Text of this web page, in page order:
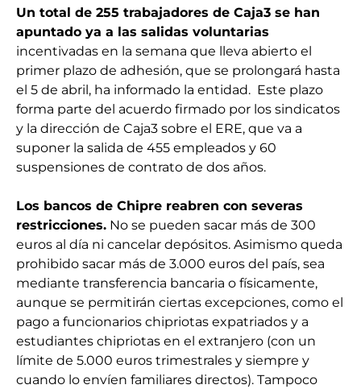
Un total de 255 trabajadores de Caja3 se han
apuntado ya a las salidas voluntarias
incentivadas en la semana que lleva abierto el
primer plazo de adhesión, que se prolongará hasta
el 5 de abril, ha informado la entidad. Este plazo
forma parte del acuerdo firmado por los sindicatos
y la dirección de Caja3 sobre el ERE, que va a
suponer la salida de 455 empleados y 60
suspensiones de contrato de dos años.
Los bancos de Chipre reabren con severas
restricciones. No se pueden sacar más de 300
euros al día ni cancelar depósitos. Asimismo queda
prohibido sacar más de 3.000 euros del país, sea
mediante transferencia bancaria o físicamente,
aunque se permitirán ciertas excepciones, como el
pago a funcionarios chipriotas expatriados y a
estudiantes chipriotas en el extranjero (con un
límite de 5.000 euros trimestrales y siempre y
cuando lo envíen familiares directos). Tampoco